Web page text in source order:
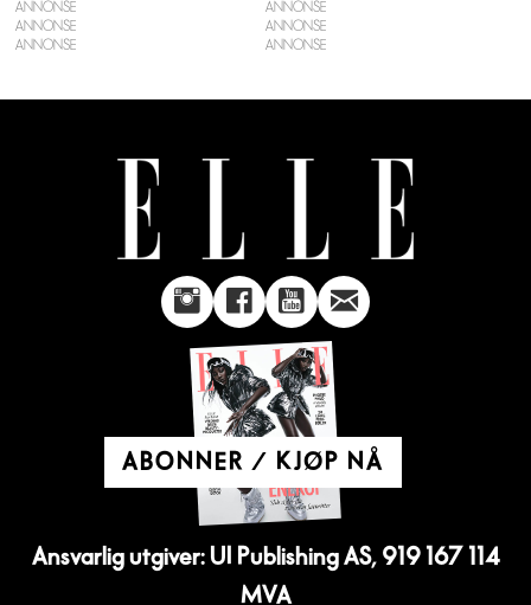
ANNONSE
ANNONSE
ANNONSE
ABONNER / KJØP NÅ
Ansvarlig utgiver: UI Publishing AS, 919 167 114
MVA